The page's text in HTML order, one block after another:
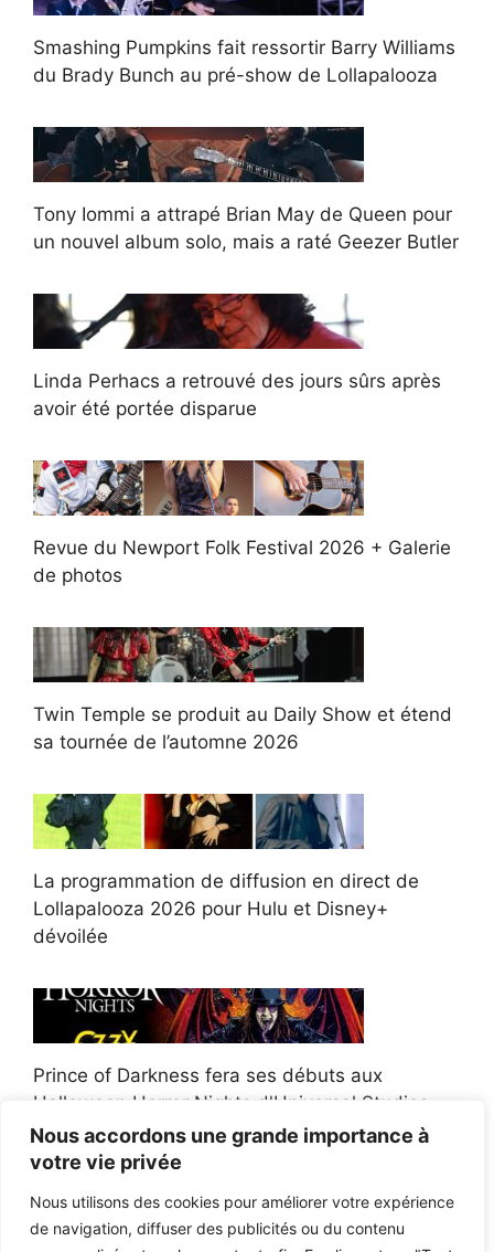
Nous accordons une grande importance à
votre vie privée
Nous utilisons des cookies pour améliorer votre expérience
de navigation, diffuser des publicités ou du contenu
Smashing Pumpkins fait ressortir Barry Williams
du Brady Bunch au pré-show de Lollapalooza
Tony Iommi a attrapé Brian May de Queen pour
un nouvel album solo, mais a raté Geezer Butler
Linda Perhacs a retrouvé des jours sûrs après
avoir été portée disparue
Revue du Newport Folk Festival 2026 + Galerie
de photos
Twin Temple se produit au Daily Show et étend
sa tournée de l’automne 2026
La programmation de diffusion en direct de
Lollapalooza 2026 pour Hulu et Disney+
dévoilée
Prince of Darkness fera ses débuts aux
Halloween Horror Nights d'Universal Studios
Afroman poursuit un policier de l'Ohio après la